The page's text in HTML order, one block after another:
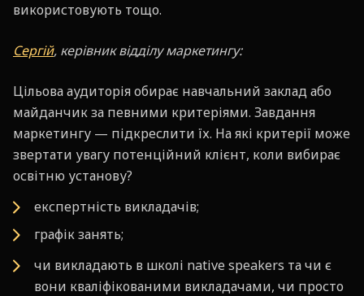
використовують тощо.
Сергій, керівник відділу маркетингу:
Цільова аудиторія обирає навчальний заклад або
майданчик за певними критеріями. Завдання
маркетингу — підкреслити їх. На які критерії може
звертати увагу потенційний клієнт, коли вибирає
освітню установу?
експертність викладачів;
графік занять;
чи викладають в школі native speakers та чи є
вони кваліфікованими викладачами, чи просто